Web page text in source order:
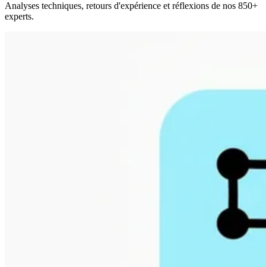
Analyses techniques, retours d'expérience et réflexions de nos 850+
experts.